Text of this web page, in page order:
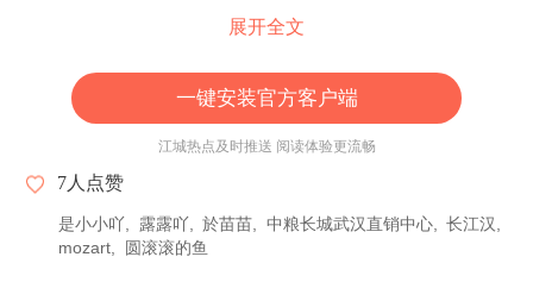
展开全文
一键安装官方客户端
江城热点及时推送 阅读体验更流畅
7人点赞
是小小吖 露露吖 於苗苗 中粮长城武汉直销中心
长江汉
mozart
圆滚滚的鱼